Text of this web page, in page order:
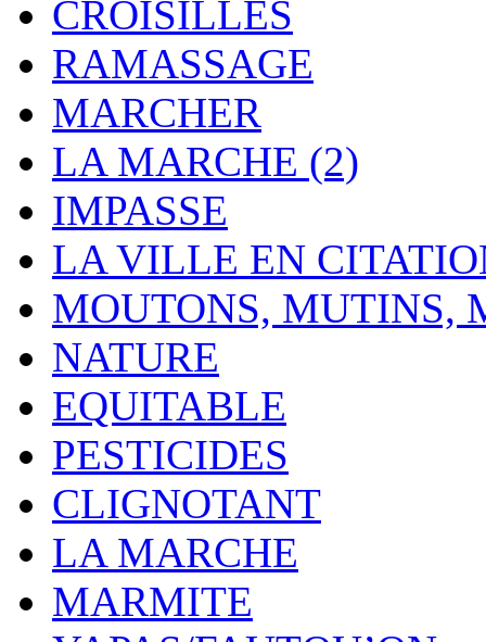
CROISILLES
RAMASSAGE
MARCHER
LA MARCHE (2)
IMPASSE
LA VILLE EN
MOUTONS, MUTINS,
NATURE
EQUITABLE
PESTICIDES
CLIGNOTANT
LA MARCHE
MARMITE